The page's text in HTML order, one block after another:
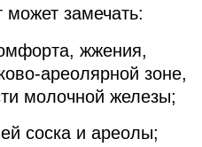
может замечать:
жжения,
ареолярной зоне,
молочной железы;
соска и ареолы;